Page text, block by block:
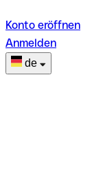
Konto eröffnen
Anmelden
de